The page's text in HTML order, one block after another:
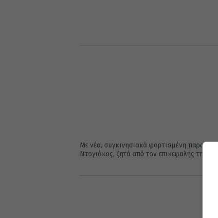
Με νέα, συγκινησιακά φορτισμένη
Ντογιάκος, ζητά από τον επικεφαλής της